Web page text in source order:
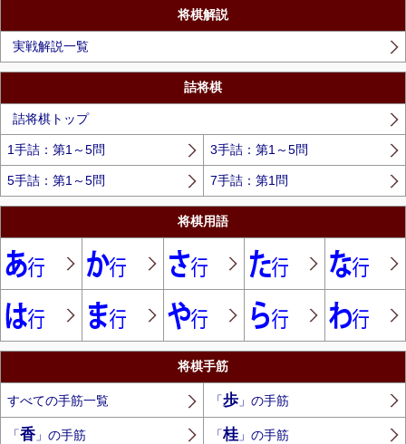
将棋解説
実戦解説一覧
詰将棋
詰将棋トップ
1手詰：第1～5問 3手詰：第1～5問
5手詰：第1～5問 7手詰：第1問
将棋用語
将棋手筋
すべての手筋一覧 「歩」の手筋
「香」の手筋 「桂」の手筋